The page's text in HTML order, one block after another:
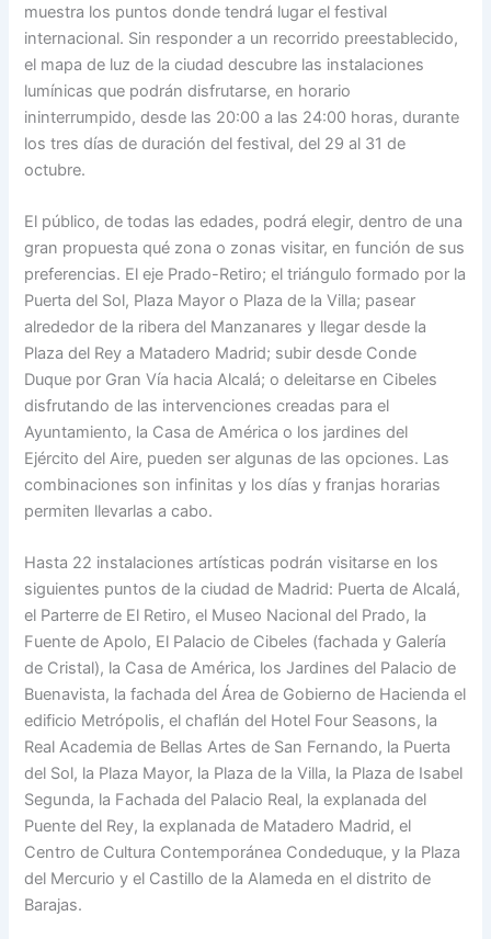
muestra los puntos donde tendrá lugar el festival
internacional. Sin responder a un recorrido preestablecido,
el mapa de luz de la ciudad descubre las instalaciones
lumínicas que podrán disfrutarse, en horario
ininterrumpido, desde las 20:00 a las 24:00 horas, durante
los tres días de duración del festival, del 29 al 31 de
octubre.
El público, de todas las edades, podrá elegir, dentro de una
gran propuesta qué zona o zonas visitar, en función de sus
preferencias. El eje Prado-Retiro; el triángulo formado por la
Puerta del Sol, Plaza Mayor o Plaza de la Villa; pasear
alrededor de la ribera del Manzanares y llegar desde la
Plaza del Rey a Matadero Madrid; subir desde Conde
Duque por Gran Vía hacia Alcalá; o deleitarse en Cibeles
disfrutando de las intervenciones creadas para el
Ayuntamiento, la Casa de América o los jardines del
Ejército del Aire, pueden ser algunas de las opciones. Las
combinaciones son infinitas y los días y franjas horarias
permiten llevarlas a cabo.
Hasta 22 instalaciones artísticas podrán visitarse en los
siguientes puntos de la ciudad de Madrid: Puerta de Alcalá,
el Parterre de El Retiro, el Museo Nacional del Prado, la
Fuente de Apolo, El Palacio de Cibeles (fachada y Galería
de Cristal), la Casa de América, los Jardines del Palacio de
Buenavista, la fachada del Área de Gobierno de Hacienda el
edificio Metrópolis, el chaflán del Hotel Four Seasons, la
Real Academia de Bellas Artes de San Fernando, la Puerta
del Sol, la Plaza Mayor, la Plaza de la Villa, la Plaza de Isabel
Segunda, la Fachada del Palacio Real, la explanada del
Puente del Rey, la explanada de Matadero Madrid, el
Centro de Cultura Contemporánea Condeduque, y la Plaza
del Mercurio y el Castillo de la Alameda en el distrito de
Barajas.